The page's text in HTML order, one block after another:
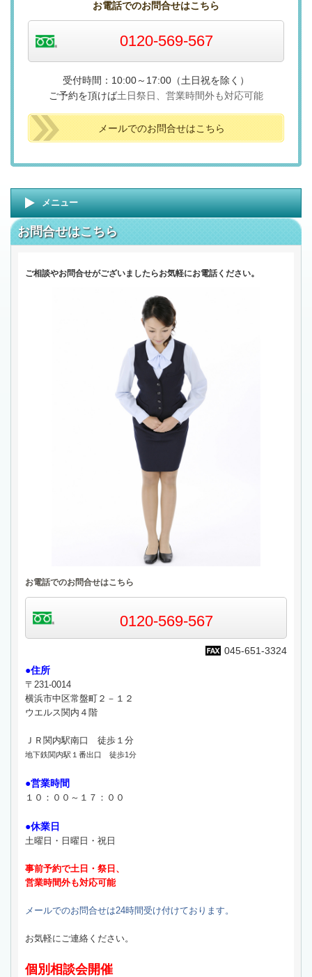
お電話でのお問合せはこちら
0120-569-567
受付時間：10:00～17:00（土日祝を除く）
ご予約を頂けば土日祭日、 営業時間外も対応可能
メールでのお問合せはこちら
メニュー
お問合せはこちら
ご相談やお問合せがございましたらお気軽にお電話ください。
お電話でのお問合せはこちら
0120-569-567
045-651-3324
●住所
〒231-0014
横浜市中区常盤町２－１２
ウエルス関内４階
ＪＲ関内駅南口 徒歩１分
地下鉄関内駅１番出口 徒歩1分
●営業時間
１０：００～１７：００
●休業日
土曜日・日曜日・祝日
事前予約で土日・祭日、
営業時間外も対応可能
メールでのお問合せは24時間受け付けております。
お気軽にご連絡ください。
個別相談会開催